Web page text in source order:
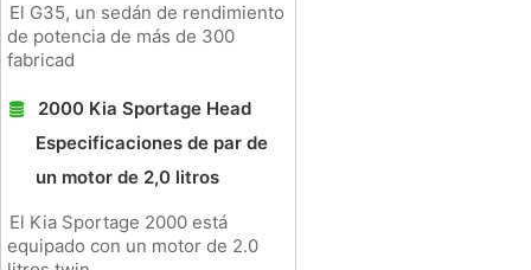
El G35, un sedán de rendimiento
de potencia de más de 300
fabricad
2000 Kia Sportage Head
Especificaciones de par de
un motor de 2,0 litros
El Kia Sportage 2000 está
equipado con un motor de 2.0